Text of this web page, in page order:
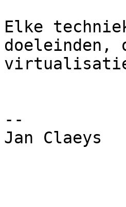
Elke
doeleinden,
--
Jan Claeys